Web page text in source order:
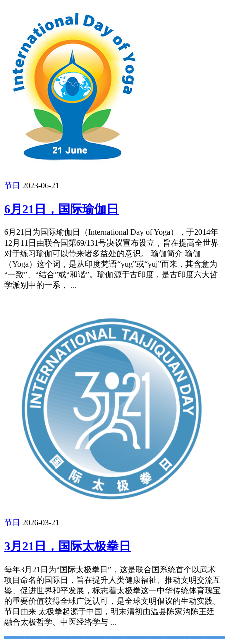
节日 2023-06-21
6月21日，国际瑜伽日
6月21日为国际瑜伽日（International Day of Yoga），于2014年
12月11日由联合国第69/131号决议宣布设立，旨在提高全世界
对于练习瑜伽可以带来诸多益处的意识。 瑜伽简介 瑜伽
（Yoga）这个词，是从印度梵语“yug”或“yuj”而来，其含意为
“一致”、“结合”或“和谐”。瑜伽源于古印度，是古印度六大哲
学派别中的一系， ...
节日 2026-03-21
3月21日，国际太极拳日
每年3月21日为“国际太极拳日”，这是联合国系统首个以武术
项目命名的国际日，旨在提升人类健康福祉、推动文明交流互
鉴、促进世界和平发展，标志着太极拳这一中华传统体育瑰宝
的重要价值获得全球广泛认可，是全球文明倡议的生动实践。
节日由来 太极拳起源于中国，明末清初由温县陈家沟陈王廷
融合太极哲学、中医经络学与 ...